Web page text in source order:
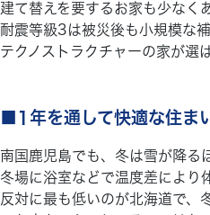
建て替えを要するお家も少なく
耐震等級3は被災後も小規模な
テクノストラクチャーの家が選
■1年を通して快適な住ま
南国鹿児島でも、冬は雪が降る
冬場に浴室などで温度差により
反対に最も低いのが北海道で、